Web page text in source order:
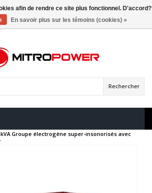
Rechercher
kVA Groupe électrogène super-insonorisés avec
afin de rendre ce site plus fonctionnel. D'accord?
En savoir plus sur les témoins (cookies) »